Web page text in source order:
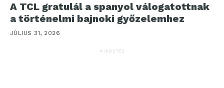
A TCL gratulál a spanyol válogatottnak
a történelmi bajnoki győzelemhez
JÚLIUS 31, 2026
HIRDETÉS